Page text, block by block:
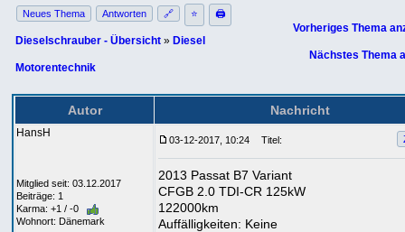
Neues Thema Antworten 🔗 ⭐ 🖨
Dieselschrauber - Übersicht » Diesel
Motorentechnik
Vorheriges Thema
Nächstes Thema
Autor Nachricht
HansH
Mitglied seit: 03.12.2017
Beiträge: 1
Karma: +1 / -0
Wohnort: Dänemark
03-12-2017, 10:24 Titel:
2013 Passat B7 Variant
CFGB 2.0 TDI-CR 125kW
122000km
Auffälligkeiten: Keine